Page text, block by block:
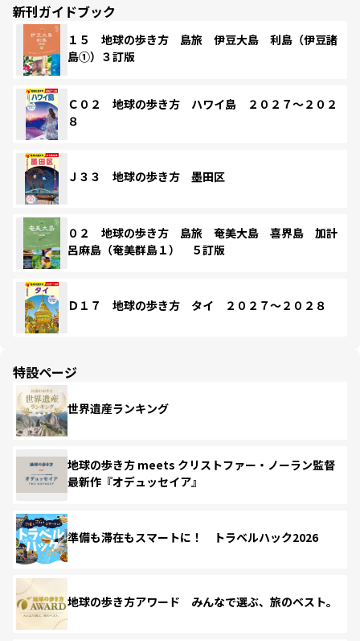
新刊ガイドブック
１５ 地球の歩き方 島旅 伊豆大島 利島（伊豆諸
島①）３訂版
Ｃ０２ 地球の歩き方 ハワイ島 ２０２７～２０２
８
Ｊ３３ 地球の歩き方 墨田区
０２ 地球の歩き方 島旅 奄美大島 喜界島 加計
呂麻島（奄美群島１） ５訂版
Ｄ１７ 地球の歩き方 タイ ２０２７～２０２８
特設ページ
世界遺産ランキング
地球の歩き方 meets クリストファー・ノーラン監督
最新作『オデュッセイア』
準備も滞在もスマートに！ トラベルハック2026
地球の歩き方アワード みんなで選ぶ、旅のベスト。